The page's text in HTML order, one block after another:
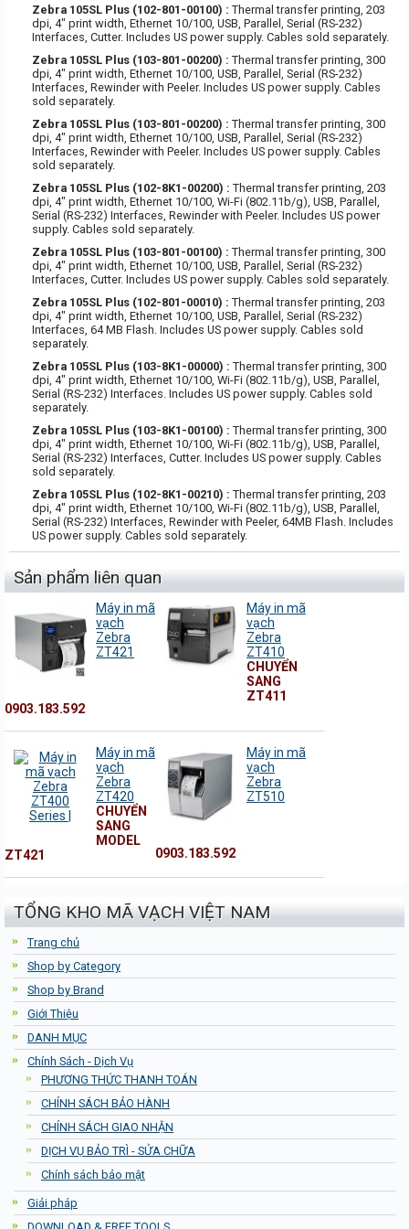
Zebra 105SL Plus (102-801-00100) : Thermal transfer printing, 203
dpi, 4" print width, Ethernet 10/100, USB, Parallel, Serial (RS-232)
Interfaces, Cutter. Includes US power supply. Cables sold separately.
Zebra 105SL Plus (103-801-00200) : Thermal transfer printing, 300
dpi, 4" print width, Ethernet 10/100, USB, Parallel, Serial (RS-232)
Interfaces, Rewinder with Peeler. Includes US power supply. Cables
sold separately.
Zebra 105SL Plus (103-801-00200) : Thermal transfer printing, 300
dpi, 4" print width, Ethernet 10/100, USB, Parallel, Serial (RS-232)
Interfaces, Rewinder with Peeler. Includes US power supply. Cables
sold separately.
Zebra 105SL Plus (102-8K1-00200) : Thermal transfer printing, 203
dpi, 4" print width, Ethernet 10/100, Wi-Fi (802.11b/g), USB, Parallel,
Serial (RS-232) Interfaces, Rewinder with Peeler. Includes US power
supply. Cables sold separately.
Zebra 105SL Plus (103-801-00100) : Thermal transfer printing, 300
dpi, 4" print width, Ethernet 10/100, USB, Parallel, Serial (RS-232)
Interfaces, Cutter. Includes US power supply. Cables sold separately.
Zebra 105SL Plus (102-801-00010) : Thermal transfer printing, 203
dpi, 4" print width, Ethernet 10/100, USB, Parallel, Serial (RS-232)
Interfaces, 64 MB Flash. Includes US power supply. Cables sold
separately.
Zebra 105SL Plus (103-8K1-00000) : Thermal transfer printing, 300
dpi, 4" print width, Ethernet 10/100, Wi-Fi (802.11b/g), USB, Parallel,
Serial (RS-232) Interfaces. Includes US power supply. Cables sold
separately.
Zebra 105SL Plus (103-8K1-00100) : Thermal transfer printing, 300
dpi, 4" print width, Ethernet 10/100, Wi-Fi (802.11b/g), USB, Parallel,
Serial (RS-232) Interfaces, Cutter. Includes US power supply. Cables
sold separately.
Zebra 105SL Plus (102-8K1-00210) : Thermal transfer printing, 203
dpi, 4" print width, Ethernet 10/100, Wi-Fi (802.11b/g), USB, Parallel,
Serial (RS-232) Interfaces, Rewinder with Peeler, 64MB Flash. Includes
US power supply. Cables sold separately.
Sản phẩm liên quan
Máy in mã
vạch
Zebra
ZT421
0903.183.592
Máy in mã
vạch
Zebra
ZT410
CHUYỂN
SANG
ZT411
Máy in mã
vạch
Zebra
ZT420
CHUYỂN
SANG
MODEL
ZT421
Máy in mã
vạch
Zebra
ZT510
0903.183.592
TỔNG KHO MÃ VẠCH VIỆT NAM
Trang chủ
Shop by Category
Shop by Brand
Giới Thiệu
DANH MỤC
Chính Sách - Dịch Vụ
PHƯƠNG THỨC THANH TOÁN
CHÍNH SÁCH BẢO HÀNH
CHÍNH SÁCH GIAO NHẬN
DỊCH VỤ BẢO TRÌ - SỬA CHỮA
Chính sách bảo mật
Giải pháp